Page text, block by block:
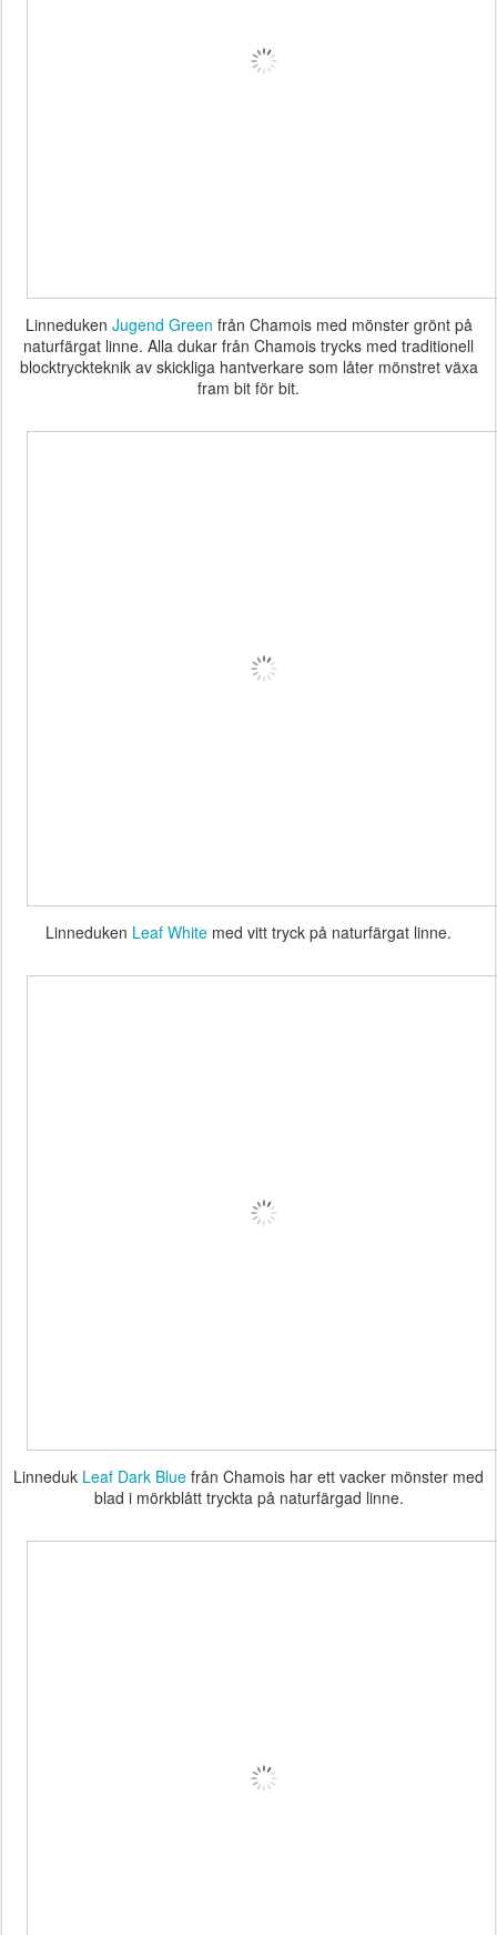
Linneduken Jugend Green från Chamois med mönster grönt på
naturfärgat linne. Alla dukar från Chamois trycks med traditionell
blocktryckteknik av skickliga hantverkare som låter mönstret växa
fram bit för bit.
Linneduken Leaf White med vitt tryck på naturfärgat linne.
Linneduk Leaf Dark Blue från Chamois har ett vacker mönster med
blad i mörkblått tryckta på naturfärgad linne.